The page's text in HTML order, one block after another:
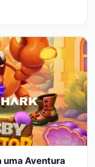
uma Aventura